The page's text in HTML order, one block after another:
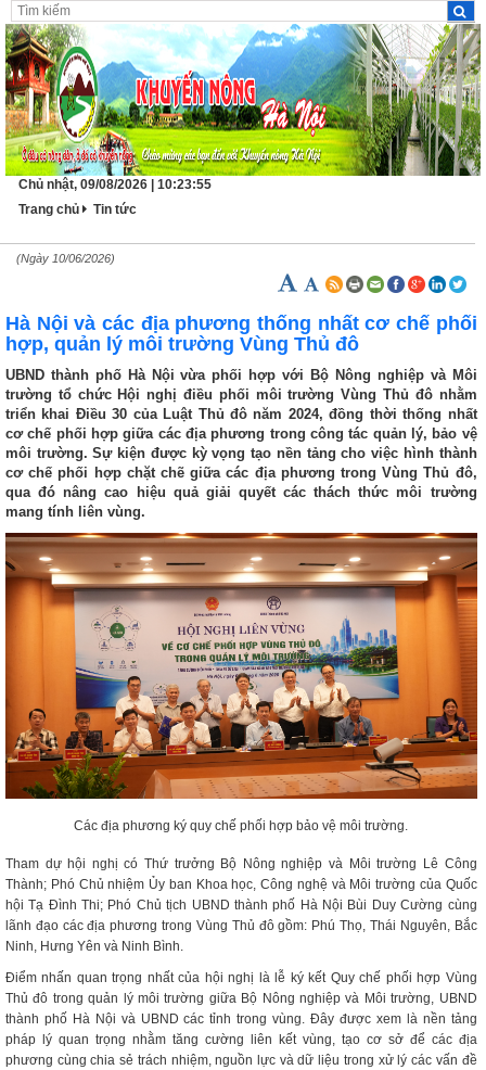
Chủ nhật, 09/08/2026 | 10:23:56
Trang chủ
Tin tức
(Ngày 10/06/2026)
Hà Nội và các địa phương thống nhất cơ chế phối
hợp, quản lý môi trường Vùng Thủ đô
UBND thành phố Hà Nội vừa phối hợp với Bộ Nông nghiệp và Môi
trường tổ chức Hội nghị điều phối môi trường Vùng Thủ đô nhằm
triển khai Điều 30 của Luật Thủ đô năm 2024, đồng thời thống nhất
cơ chế phối hợp giữa các địa phương trong công tác quản lý, bảo vệ
môi trường. Sự kiện được kỳ vọng tạo nền tảng cho việc hình thành
cơ chế phối hợp chặt chẽ giữa các địa phương trong Vùng Thủ đô,
qua đó nâng cao hiệu quả giải quyết các thách thức môi trường
mang tính liên vùng.
Các địa phương ký quy chế phối hợp bảo vệ môi trường.
Tham dự hội nghị có Thứ trưởng Bộ Nông nghiệp và Môi trường Lê Công
Thành; Phó Chủ nhiệm Ủy ban Khoa học, Công nghệ và Môi trường của Quốc
hội Tạ Đình Thi; Phó Chủ tịch UBND thành phố Hà Nội Bùi Duy Cường cùng
lãnh đạo các địa phương trong Vùng Thủ đô gồm: Phú Thọ, Thái Nguyên, Bắc
Ninh, Hưng Yên và Ninh Bình.
Điểm nhấn quan trọng nhất của hội nghị là lễ ký kết Quy chế phối hợp Vùng
Thủ đô trong quản lý môi trường giữa Bộ Nông nghiệp và Môi trường, UBND
thành phố Hà Nội và UBND các tỉnh trong vùng. Đây được xem là nền tảng
pháp lý quan trọng nhằm tăng cường liên kết vùng, tạo cơ sở để các địa
phương cùng chia sẻ trách nhiệm, nguồn lực và dữ liệu trong xử lý các vấn đề